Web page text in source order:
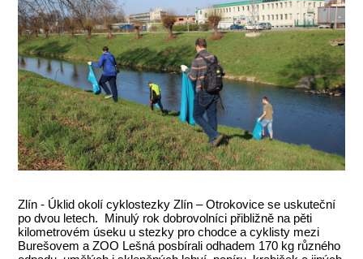
Zlín - Úklid okolí cyklostezky Zlín – Otrokovice se uskuteční
po dvou letech. Minulý rok dobrovolníci přibližně na pěti
kilometrovém úseku u stezky pro chodce a cyklisty mezi
Burešovem a ZOO Lešná posbírali odhadem 170 kg různého